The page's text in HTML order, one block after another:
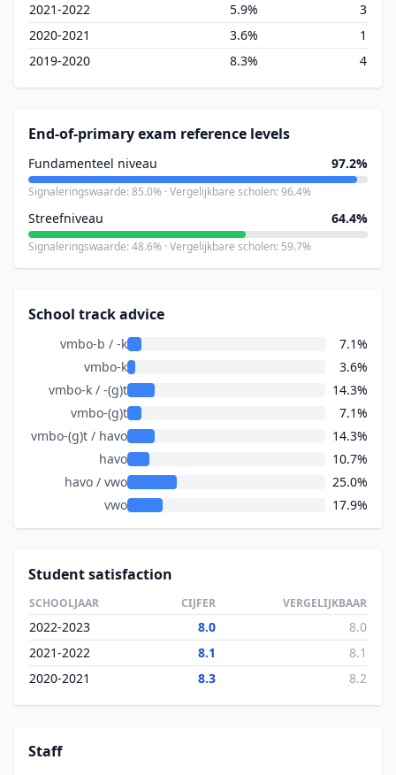
2021-2022
5.9%
3
2020-2021
3.6%
1
2019-2020
8.3% 4
End-of-primary exam reference levels
Fundamenteel niveau 97.2%
Signaleringswaarde: 85.0% · Vergelijkbare scholen: 96.4%
Streefniveau 64.4%
Signaleringswaarde: 48.6% · Vergelijkbare scholen: 59.7%
School track advice
vmbo-b / -k
7.1%
vmbo-k
3.6%
vmbo-k / -(g)t
14.3%
vmbo-(g)t
7.1%
vmbo-(g)t / havo
14.3%
havo
10.7%
havo / vwo
25.0%
vwo
17.9%
Student satisfaction
SCHOOLJAAR CIJFER VERGELIJKBAAR
2022-2023 8.0
8.0
2021-2022
8.1
8.1
2020-2021
8.3 8.2
Staff